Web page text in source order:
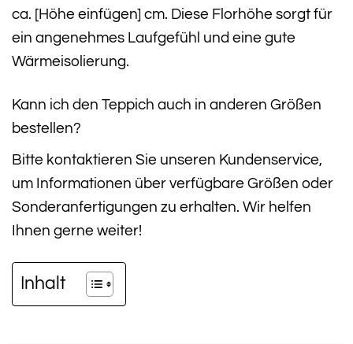
ca. [Höhe einfügen] cm. Diese Florhöhe sorgt für
ein angenehmes Laufgefühl und eine gute
Wärmeisolierung.
Kann ich den Teppich auch in anderen Größen
bestellen?
Bitte kontaktieren Sie unseren Kundenservice,
um Informationen über verfügbare Größen oder
Sonderanfertigungen zu erhalten. Wir helfen
Ihnen gerne weiter!
Inhalt